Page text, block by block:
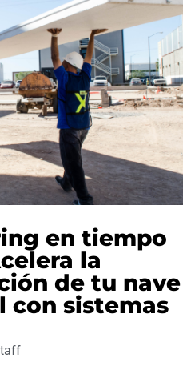
en tiempo
la
de tu nave
con sistemas